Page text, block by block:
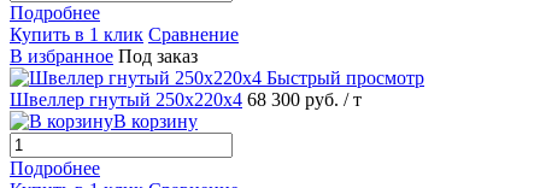
Подробнее
Купить в 1 клик Сравнение
В избранное Под заказ
Быстрый просмотр
Швеллер гнутый 250х220х4 68 300 руб. / т
В корзину
Подробнее